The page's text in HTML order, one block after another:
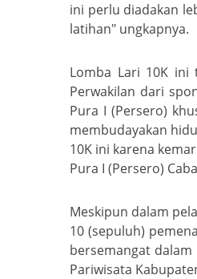
ini perlu diadakan
latihan" ungkapnya.
Lomba Lari 10K ini
Perwakilan dari
Pura I (Persero)
membudayakan
10K ini karena
Pura I (Persero)
Meskipun dalam
10 (sepuluh)
bersemangat
Pariwisata